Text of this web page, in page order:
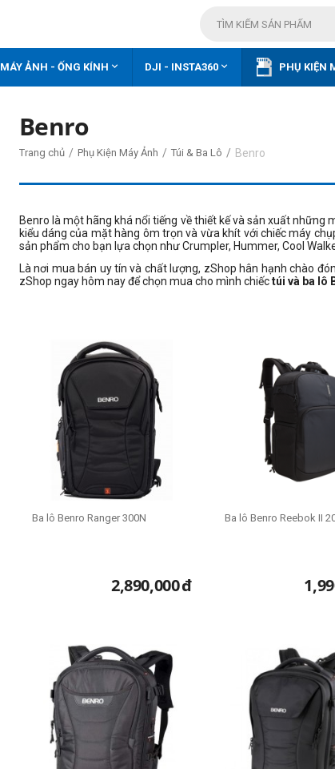
MÁY ẢNH - ỐNG KÍNH  DJI - INSTA360  PHỤ KIỆN
Benro
Trang chủ / Phụ Kiện Máy Ảnh / Túi & Ba Lô / Benro
Benro là một hãng khá nổi tiếng về thiết kế và sản xuất những
kiểu dáng của mặt hàng ôm trọn và vừa khít với chiếc máy
sản phẩm cho bạn lựa chọn như Crumpler, Hummer, Cool
Là nơi mua bán uy tín và chất lượng, zShop hân hạnh chào
zShop ngay hôm nay để chọn mua cho mình chiếctúi và ba lô
Ba lô Benro Ranger 300N
2,890,000đ
Ba lô Benro Reebok II